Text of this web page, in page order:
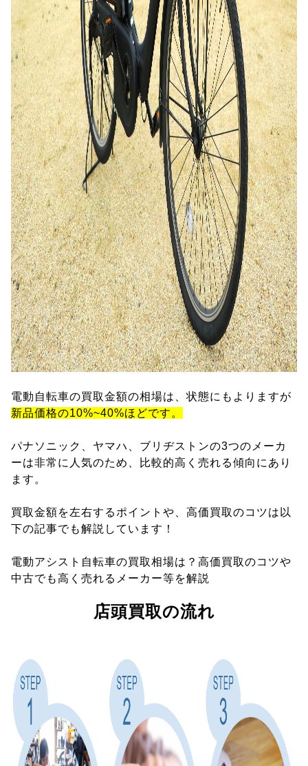
電動自転車の買取金額の相場は、状態にもよりますが
新品価格の10%~40%ほどです。
パナソニック、ヤマハ、ブリヂストンの3つのメーカ
ーは非常に人気のため、比較的高く売れる傾向にあり
ます。
買取金額を左右するポイントや、高価買取のコツは以
下の記事でも解説しています！
電動アシスト自転車の買取相場は？高価買取のコツや
中古でも高く売れるメーカー等を解説
店頭買取の流れ